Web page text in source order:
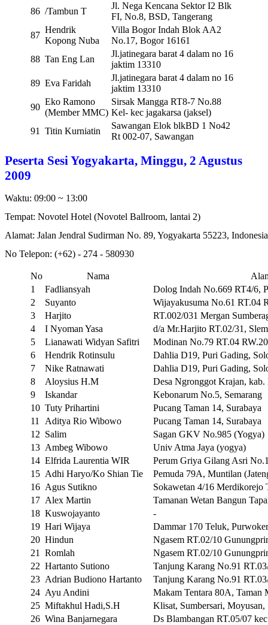
86 /Tambun T
Jl. Nega Kencana Sektor I2 Blk
FI, No.8, BSD, Tangerang
87
Hendrik
Kopong Nuba
Villa Bogor Indah Blok AA2
No.17, Bogor 16161
88 Tan Eng Lan
Jl.jatinegara barat 4 dalam no 16
jaktim 13310
89 Eva Faridah
Jl.jatinegara barat 4 dalam no 16
jaktim 13310
90
Eko Ramono
(Member MMC)
Sirsak Mangga RT8-7 No.88
Kel- kec jagakarsa (jaksel)
91
Titin Kurniatin
Sawangan Elok blkBD 1 No42
Rt 002-07, Sawangan
Peserta Sesi Yogyakarta, Minggu, 2 Agustus
2009
Waktu: 09:00 ~ 13:00
Tempat: Novotel Hotel (Novotel Ballroom, lantai 2)
Alamat: Jalan Jendral Sudirman No. 89, Yogyakarta 55223, Indonesia
No Telepon: (+62) - 274 - 580930
No Nama
1
Fadliansyah
Dolog Indah No.669 RT4/6,
2
Suyanto
Wijayakusuma No.61 RT.04
3
Harjito
RT.002/031 Mergan
4
I Nyoman Yasa
d/a Mr.Harjito RT.02/31,
5
Lianawati Widyan Safitri
Modinan No.79 RT.04
6
Hendrik Rotinsulu
Dahlia D19, Puri Gading,
7
Nike Ratnawati
Dahlia D19, Puri Gading,
8
Aloysius H.M
Desa Ngronggot Krajan,
9
Iskandar
Kebonarum No.5, Semarang
10 Tuty Prihartini
Pucang Taman 14, Surabaya
11
Aditya Rio Wibowo
Pucang Taman 14, Surabaya
12 Salim
Sagan GKV No.985 (Yogya)
13 Ambeg Wibowo
Univ Atma Jaya (yogya)
14 Elfrida Laurentia WIR
Perum Griya Gilang Asri
15 Adhi Haryo/Ko Shian Tie
Pemuda 79A, Muntilan
16 Agus Sutikno
Sokawetan 4/16 Merdikorejo
17 Alex Martin
Tamanan Wetan Bangun
18 Kuswojayanto
-
19 Hari Wijaya
Dammar 170 Teluk,
20 Hindun
Ngasem RT.02/10
21
Romlah
Ngasem RT.02/10
22 Hartanto Sutiono
Tanjung Karang No.91
23 Adrian Budiono Hartanto
Tanjung Karang No.91
24 Ayu Andini
Makam Tentara 80A, Taman
25 Miftakhul Hadi,S.H
Klisat, Sumbersari, Moyusan,
26 Wina Banjarnegara
Ds Blambangan RT.05/07